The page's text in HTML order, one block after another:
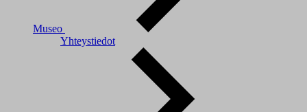
Museo
Yhteystiedot